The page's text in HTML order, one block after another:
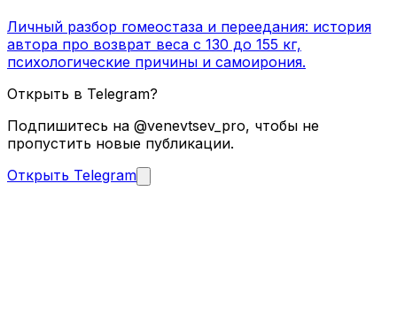
Личный разбор гомеостаза и переедания: история
автора про возврат веса с 130 до 155 кг,
психологические причины и самоирония.
Открыть в Telegram?
Подпишитесь на @venevtsev_pro, чтобы не
пропустить новые публикации.
Открыть Telegram